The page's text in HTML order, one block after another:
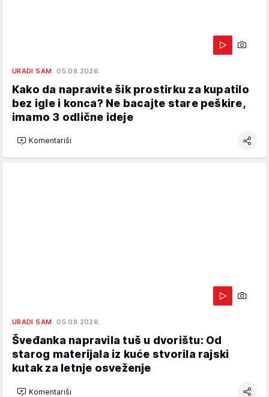
URADI SAM 05.08.2026.
Kako da napravite šik prostirku za kupatilo
bez igle i konca? Ne bacajte stare peškire,
imamo 3 odlične ideje
Komentariši
URADI SAM 05.08.2026.
Šveđanka napravila tuš u dvorištu: Od
starog materijala iz kuće stvorila rajski
kutak za letnje osveženje
Komentariši